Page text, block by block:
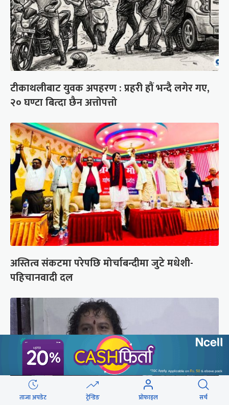
टीकाथलीबाट युवक अपहरण : प्रहरी हौं भन्दै लगेर गए,
२० घण्टा बित्दा छैन अत्तोपत्तो
अस्तित्व संकटमा परेपछि मोर्चाबन्दीमा जुटे मधेशी-
पहिचानवादी दल
ताजा अपडेट ट्रेन्डिङ प्रोफाइल सर्च